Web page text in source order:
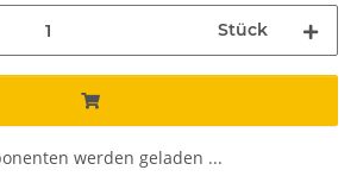
Stück
werden geladen ...